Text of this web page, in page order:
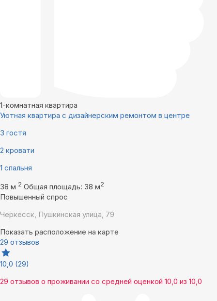
1-комнатная квартира
Уютная квартира с дизайнерским ремонтом в центре
3 гостя
2 кровати
1 спальня
38 м 2 Общая площадь: 38 м2
Повышенный спрос
Черкесск, Пушкинская улица, 79
Показать расположение на карте
29 отзывов
10,0 (29)
29 отзывов о проживании со средней оценкой 10,0 из 10,0